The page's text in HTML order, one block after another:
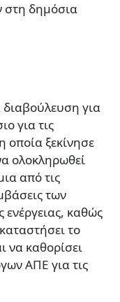
στη δημόσια
διαβούλευση για
για τις
οποία ξεκίνησε
ολοκληρωθεί
από τις
των
ενέργειας, καθώς
το
να καθορίσει
ΑΠΕ για τις